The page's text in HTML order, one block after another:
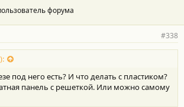
звуковую не ставил, - рулон лежит, но
механизмов, могут задевать
старые динамики, фанерные кольца из
шуруповертом (винты, ответки в
два кольца, плюс нужно подрезать пластик
обшивки двери.
бы, первое что сделал после покупки.
форума
#338
под него есть? И что делать с пластиком?
панель с решеткой. Или можно самому